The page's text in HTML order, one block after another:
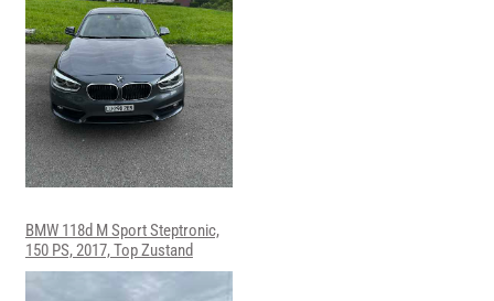
BMW 118d M Sport Steptronic,
150 PS, 2017, Top Zustand